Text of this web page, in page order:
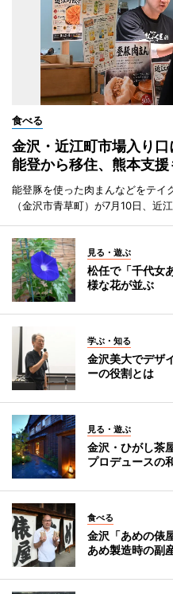
食べる
金沢・近江町市場入り
能登から移住、熊本支援
能登豚を使った肉まんなどをテイ
（金沢市青草町）が7月10日、近
見る・遊ぶ
松任で「千代女
様な花が並ぶ
学ぶ・知る
金沢美大でデザ
ーの役割とは
見る・遊ぶ
金沢・ひがし茶
プロデュースの
食べる
金沢「あめの俵
あめ製造時の副